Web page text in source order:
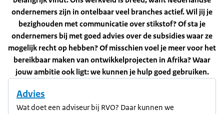
ondernemers zijn in ontelbaar veel branches actief. Wil jij je
bezighouden met communicatie over stikstof? Of sta je
ondernemers bij met goed advies over de subsidies waar ze
mogelijk recht op hebben? Of misschien voel je meer voor het
bereikbaar maken van ontwikkelprojecten in Afrika? Waar
jouw ambitie ook ligt: we kunnen je hulp goed gebruiken.
Advies
Wat doet een adviseur bij RVO? Daar kunnen we